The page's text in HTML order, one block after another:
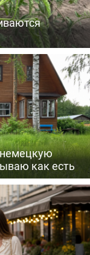
как есть